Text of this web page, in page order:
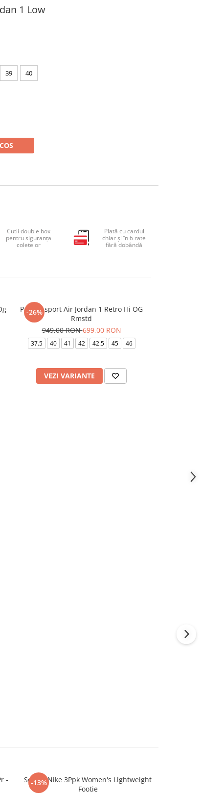
1 Low
39 40
Cutii double box
pentru siguranța
coletelor
Plată cu cardul
chiar și în 6 rate
fără dobândă
-26%
Pantofi sport Air Jordan 1 Retro Hi OG
Rmstd
949,00 RON699,00 RON
37.5 40 41 42 42.5 45 46
VEZI VARIANTE
-
-13%
Sosete Nike 3Ppk Women's Lightweight
Footie